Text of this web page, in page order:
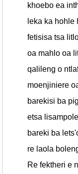
khoebo ea
leka ka hohle
fetisisa tsa
oa mahlo oa
qalileng o
moenjiniere
barekisi ba
etsa
bareki ba
re laola
Re fektheri e